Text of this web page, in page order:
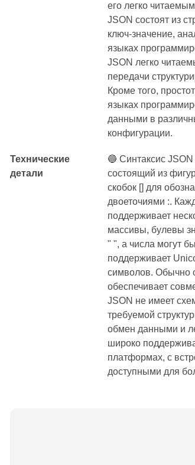
его легко
JSON состоят из
ключ-значение,
языках
JSON легко
передачи
Кроме того,
языках
данными в
конфигурации.
Технические
детали
🔵 Синтаксис
состоящий из
скобок [] для
двоеточиями :.
поддерживает
массивы, булевы
" ", а числа могут
поддерживает
символов. Обычно
обеспечивает
JSON не имеет
требуемой
обмен данными и
широко
платформах, с
доступными для